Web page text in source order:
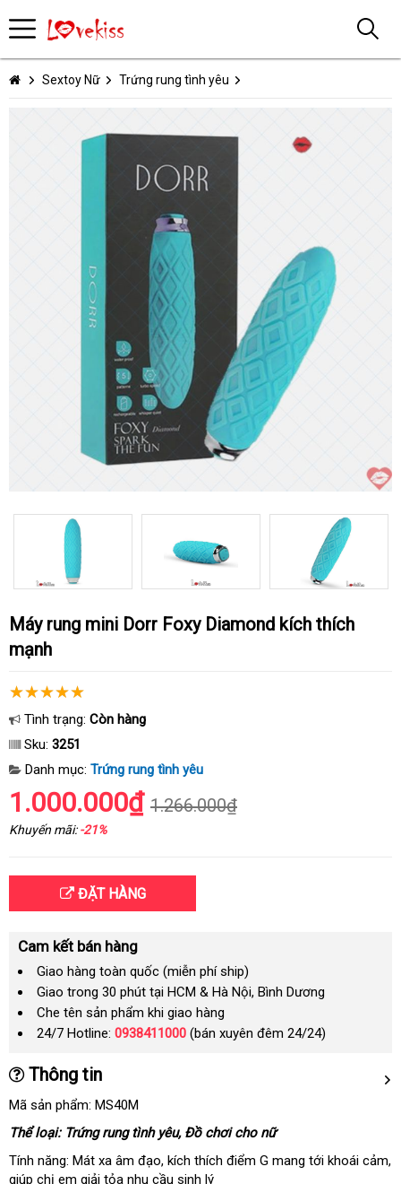
Sextoy Nữ Trứng rung tình yêu
Máy rung mini Dorr Foxy Diamond kích thích
mạnh
Tình trạng: Còn hàng
Sku: 3251
Danh mục: Trứng rung tình yêu
1.000.000₫ 1.266.000₫
Khuyến mãi:-21%
ĐẶT HÀNG
Cam kết bán hàng
Giao hàng toàn quốc (miễn phí ship)
Giao trong 30 phút tại HCM & Hà Nội, Bình Dương
Che tên sản phẩm khi giao hàng
24/7 Hotline: 0938411000 (bán xuyên đêm 24/24)
Thông tin
Mã sản phẩm: MS40M
Thể loại: Trứng rung tình yêucung
cấp
, Đồ chơi cho nữ
Tính năng: Mát xa âm đạosử
dụng
, kích thích điểm G mang tới khoái cảm,
giúp chị em giải tỏa nhu cầu sinh lý